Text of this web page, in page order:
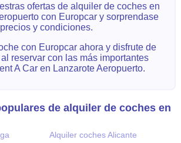
ofertas de alquiler de coches en
con Europcar y sorprendase
y condiciones.
con Europcar ahora y disfrute de
reservar con las más importantes
A Car en Lanzarote Aeropuerto.
de alquiler de coches en
Alquiler coches Alicante